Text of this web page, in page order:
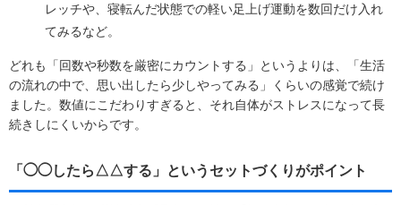
レッチや、寝転んだ状態での軽い足上げ運動を数回だけ入れ
てみるなど。
どれも「回数や秒数を厳密にカウントする」というよりは、「生活
の流れの中で、思い出したら少しやってみる」くらいの感覚で続け
ました。数値にこだわりすぎると、それ自体がストレスになって長
続きしにくいからです。
「◯◯したら△△する」というセットづくりがポイント